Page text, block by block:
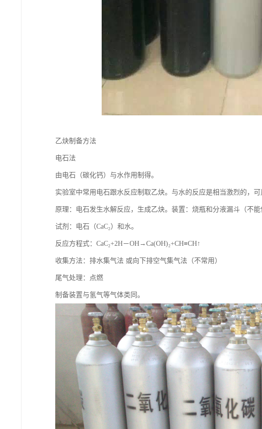
乙炔制备方法
电石法
由电石（碳化钙）与水作用制得。
实验室中常用电石跟水反应制取乙炔。与水的反应是相当激烈的，
原理：电石发生水解反应，生成乙炔。装置：烧瓶和分液漏斗（不
试剂：电石（CaC₂）和水。
反应方程式：CaC₂+2H－OH→Ca(OH)₂+CH≡CH↑
收集方法：排水集气法 或向下排空气集气法（不常用）
尾气处理：点燃
制备装置与氢气等气体类同。